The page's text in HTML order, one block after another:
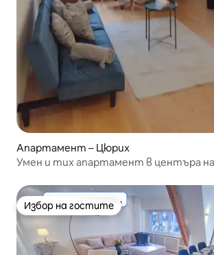
Апартамент – Цюрих
Умен и тих апартамент в центъра
Избор на гостите
Избор на гостите